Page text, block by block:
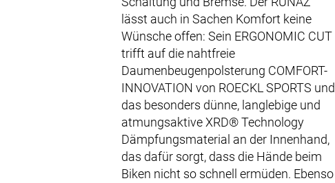
lässt auch in Sachen Komfort keine
Wünsche offen: Sein ERGONOMIC CUT
trifft auf die nahtfreie
Daumenbeugenpolsterung COMFORT-
INNOVATION von ROECKL SPORTS und
das besonders dünne, langlebige und
atmungsaktive XRD® Technology
Dämpfungsmaterial an der Innenhand,
das dafür sorgt, dass die Hände beim
Biken nicht so schnell ermüden. Ebenso